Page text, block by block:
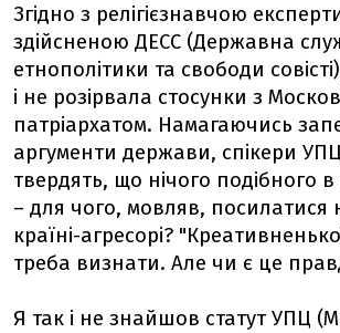
Згідно з релігієзнавчою
здійсненою ДЕСС (Державна
етнополітики та свободи
і не розірвала стосунки з
патріархатом. Намагаючись
аргументи держави, спікери
твердять, що нічого подібного в
– для чого, мовляв, посилатися
країні-агресорі?
треба визнати. Але чи є це
Я так і не знайшов статут УПЦ